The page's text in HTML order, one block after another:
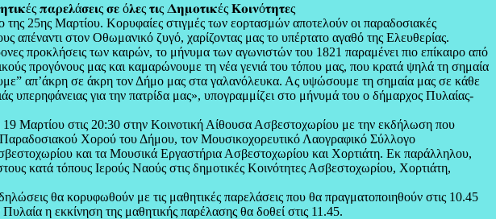
𝛑𝛂𝛒𝛆𝛌ά𝛔𝛆𝛊ς 𝛔𝛆 ό𝛌𝛆ς 𝛕𝛊ς 𝚫𝛈𝛍𝛐𝛕𝛊𝛋ές 𝚱𝛐𝛊𝛎ό𝛕𝛈𝛕𝛆ς
της 25ης Μαρτίου. Κορυφαίες στιγμές των εορτασμών αποτελούν οι παραδοσιακές
απέναντι στον Οθωμανικό ζυγό, χαρίζοντας μας το υπέρτατο αγαθό της Ελευθερίας.
προκλήσεις των καιρών, το μήνυμα των αγωνιστών του 1821 παραμένει πιο επίκαιρο από
προγόνους μας και καμαρώνουμε τη νέα γενιά του τόπου μας, που κρατά ψηλά τη σημαία
απ’άκρη σε άκρη τον Δήμο μας στα γαλανόλευκα. Ας υψώσουμε τη σημαία μας σε κάθε
υπερηφάνειας για την πατρίδα μας», υπογραμμίζει στο μήνυμά του ο δήμαρχος Πυλαίας-
Μαρτίου στις 20:30 στην Κοινοτική Αίθουσα Ασβεστοχωρίου με την εκδήλωση που
Χορού του Δήμου, τον Μουσικοχορευτικό Λαογραφικό Σύλλογο
και τα Μουσικά Εργαστήρια Ασβεστοχωρίου και Χορτιάτη. Εκ παράλληλου,
κατά τόπους Ιερούς Ναούς στις δημοτικές Κοινότητες Ασβεστοχωρίου, Χορτιάτη,
θα κορυφωθούν με τις μαθητικές παρελάσεις που θα πραγματοποιηθούν στις 10.45
η εκκίνηση της μαθητικής παρέλασης θα δοθεί στις 11.45.